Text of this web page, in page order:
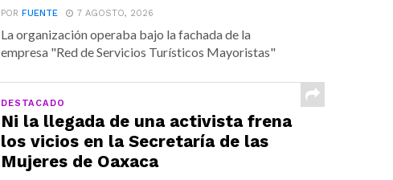
PORFUENTE 7 AGOSTO, 2026
La organización operaba bajo la fachada de la
empresa "Red de Servicios Turísticos Mayoristas"
DESTACADO
Ni la llegada de una activista frena
los vicios en la Secretaría de las
Mujeres de Oaxaca